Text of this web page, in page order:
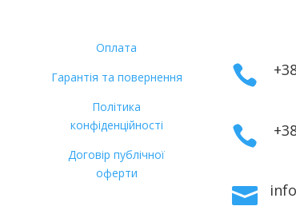
Оплата
Гарантія та повернення
Політика
конфіденційності
Договір публічної
оферти


